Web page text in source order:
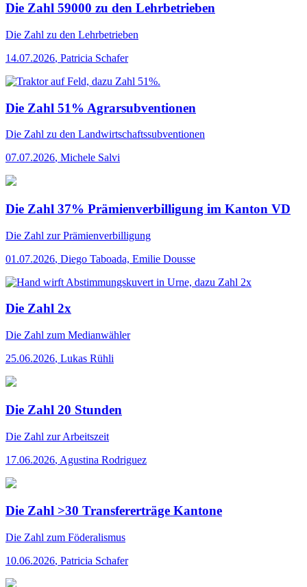
Die Zahl 59000 zu den Lehrbetrieben
Die Zahl zu den Lehrbetrieben
14.07.2026, Patricia Schafer
Die Zahl 51% Agrarsubventionen
Die Zahl zu den Landwirtschaftssubventionen
07.07.2026, Michele Salvi
Die Zahl 37% Prämienverbilligung im Kanton VD
Die Zahl zur Prämienverbilligung
01.07.2026, Diego Taboada, Emilie Dousse
Die Zahl 2x
Die Zahl zum Medianwähler
25.06.2026, Lukas Rühli
Die Zahl 20 Stunden
Die Zahl zur Arbeitszeit
17.06.2026, Agustina Rodriguez
Die Zahl >30 Transfererträge Kantone
Die Zahl zum Föderalismus
10.06.2026, Patricia Schafer